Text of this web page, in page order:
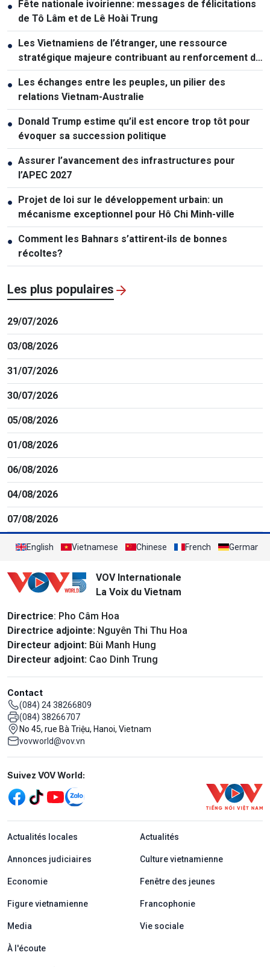
● Fête nationale ivoirienne: messages de félicitations
de Tô Lâm et de Lê Hoài Trung
● Les Vietnamiens de l’étranger, une ressource
stratégique majeure contribuant au renforcement de
la puissance nationale
● Les échanges entre les peuples, un pilier des
relations Vietnam-Australie
● Donald Trump estime qu’il est encore trop tôt pour
évoquer sa succession politique
● Assurer l’avancement des infrastructures pour
l’APEC 2027
● Projet de loi sur le développement urbain: un
mécanisme exceptionnel pour Hô Chi Minh-ville
● Comment les Bahnars s’attirent-ils de bonnes
récoltes?
Les plus populaires
29/07/2026
03/08/2026
31/07/2026
30/07/2026
05/08/2026
01/08/2026
06/08/2026
04/08/2026
07/08/2026
English Vietnamese Chinese French German
VOV Internationale
La Voix du Vietnam
Directrice: Pho Câm Hoa
Directrice adjointe: Nguyên Thi Thu Hoa
Directeur adjoint: Bùi Manh Hung
Directeur adjoint: Cao Dinh Trung
Contact
(084) 24 38266809
(084) 38266707
No 45, rue Bà Triệu, Hanoi, Vietnam
vovworld@vov.vn
Mạng xã hội
Suivez VOV World:
menu footer tiếng Pháp
Actualités locales Actualités
Annonces judiciaires Culture vietnamienne
Economie Fenêtre des jeunes
Figure vietnamienne Francophonie
Media Vie sociale
À l'écoute